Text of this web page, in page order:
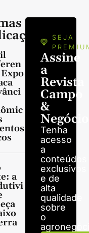
a
SEJA
Assine
a
Revista
Campo
&
Tenha
acesso
a
conteúdos
exclusivos
e de
alta
qualidade
sobre
o